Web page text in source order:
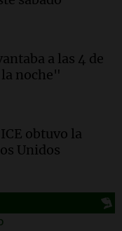
para
9.000
que
a las 4 de
noche"
obtuvo la
Unidos